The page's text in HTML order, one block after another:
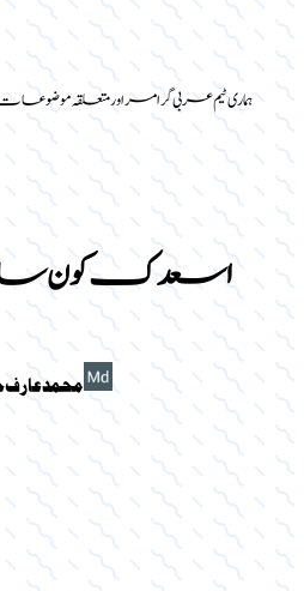
ہماری ٹیم عربی گرامر اور متعلقہ
اسعدک کون سا